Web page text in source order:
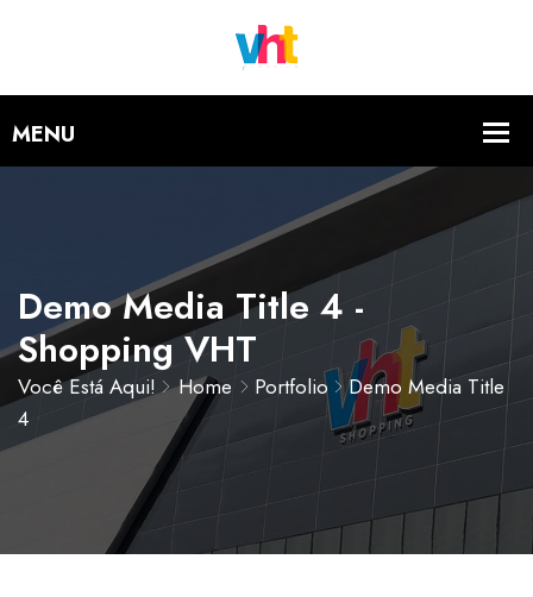
Demo Media Title 4 -
Shopping VHT
Você Está Aqui! Home Portfolio
Demo Media Title
4